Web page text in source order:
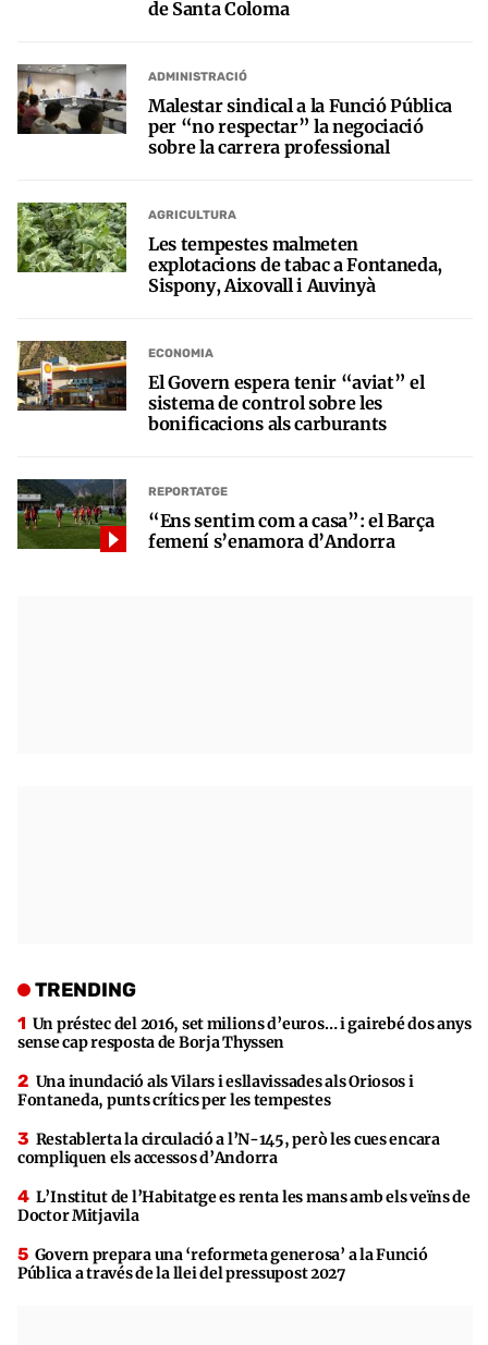
de Santa Coloma
ADMINISTRACIÓ
Malestar sindical a la Funció Pública
per “no respectar” la negociació
sobre la carrera professional
AGRICULTURA
Les tempestes malmeten
explotacions de tabac a Fontaneda,
Sispony, Aixovall i Auvinyà
ECONOMIA
El Govern espera tenir “aviat” el
sistema de control sobre les
bonificacions als carburants
REPORTATGE
“Ens sentim com a casa”: el Barça
femení s’enamora d’Andorra
TRENDING
Un préstec del 2016, set milions d’euros… i gairebé dos anys
sense cap resposta de Borja Thyssen
Una inundació als Vilars i esllavissades als Oriosos i
Fontaneda, punts crítics per les tempestes
Restablerta la circulació a l’N-145, però les cues encara
compliquen els accessos d’Andorra
L’Institut de l’Habitatge es renta les mans amb els veïns de
Doctor Mitjavila
Govern prepara una ‘reformeta generosa’ a la Funció
Pública a través de la llei del pressupost 2027